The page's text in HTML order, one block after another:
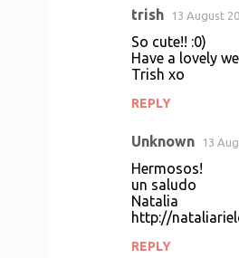
trish 13 August
So cute!! :0)
Have a lovely
Trish xo
REPLY
Unknown 13
Hermosos!
un saludo
Natalia
http://
REPLY